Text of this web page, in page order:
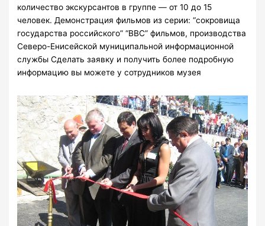
количество экскурсантов в группе — от 10 до 15
человек. Демонстрация фильмов из серии: “сокровища
государства российского” “ВВС” фильмов, производства
Северо-Енисейской муниципальной информационной
службы Сделать заявку и получить более подробную
информацию вы можете у сотрудников музея